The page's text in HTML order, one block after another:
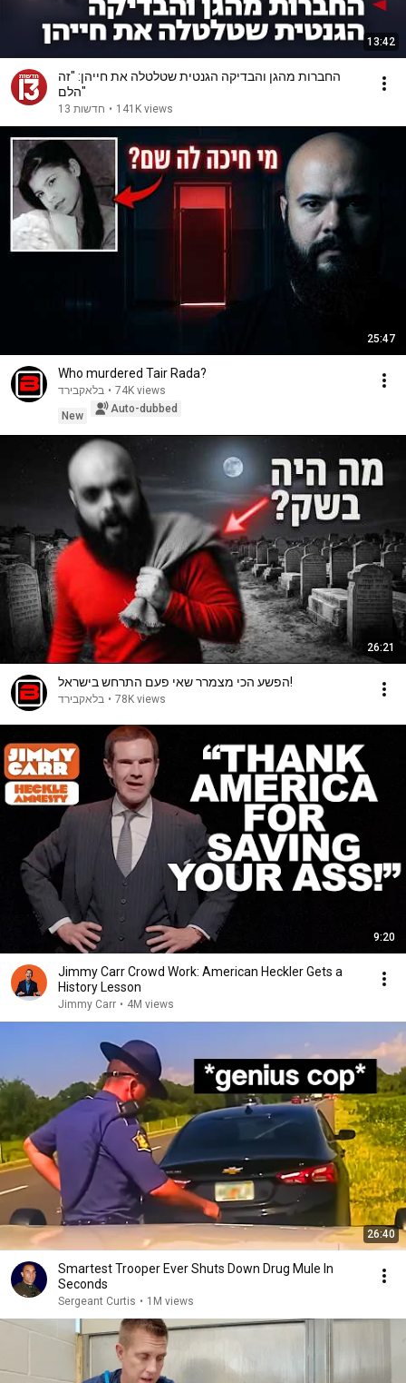
13:42
החברות מהגן והבדיקה הגנטית שטלטלה את חייהן: "זה
הלם"
חדשות 13 • 141K views
25:47
Who murdered Tair Rada?
בלאקבירד • 74K views
New
Auto-dubbed
26:21
הפשע הכי מצמרר שאי פעם התרחש בישראל!
בלאקבירד • 78K views
9:20
Jimmy Carr Crowd Work: American Heckler Gets a
History Lesson
Jimmy Carr • 4M views
26:40
Smartest Trooper Ever Shuts Down Drug Mule In
Seconds
Sergeant Curtis • 1M views